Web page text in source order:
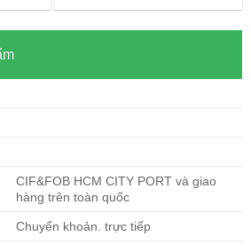
CIF&FOB HCM CITY PORT và giao
hàng trên toàn quốc
Chuyển khoản. trực tiếp